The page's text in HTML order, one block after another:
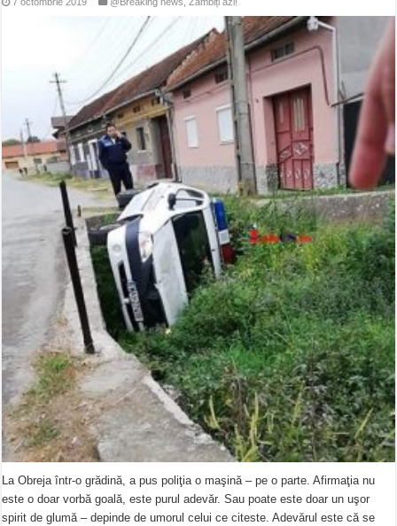
7 octombrie 2019 @Breaking news,Zâmbiți azi!
La Obreja într-o grădină, a pus poliţia o maşină – pe o parte. Afirmaţia nu
este o doar vorbă goală, este purul adevăr. Sau poate este doar un uşor
spirit de glumă – depinde de umorul celui ce citeste. Adevărul este că se